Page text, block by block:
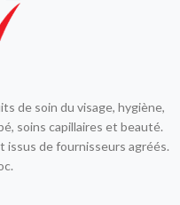
de soin du visage, hygiène,
soins capillaires et beauté.
de fournisseurs agréés.